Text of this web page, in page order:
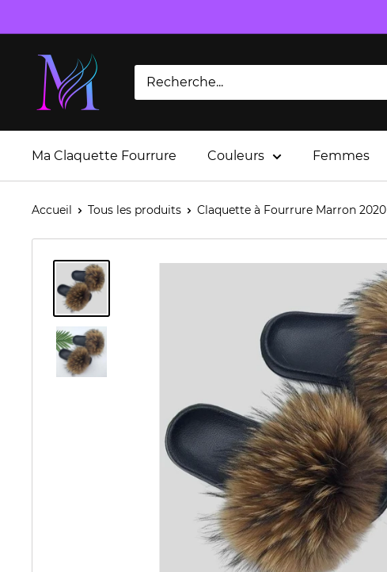
au
contenu
Ma Claquette Fourrure Couleurs Femmes
Accueil Tous les produits Claquette à Fourrure Marron 2020